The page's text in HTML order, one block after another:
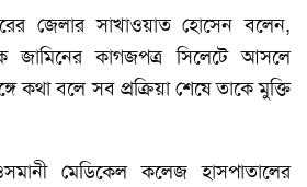
জেলার সাখাওয়াত হোসেন বলেন,
জামিনের কাগজপত্র সিলেটে আসলে
কথা বলে সব প্রক্রিয়া শেষে তাকে মুক্তি
মেডিকেল কলেজ হাসপাতালের